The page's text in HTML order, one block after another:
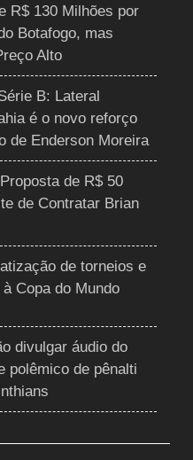
R$ 130 Milhões por
Botafogo, mas
Alto
B: Lateral
é o novo reforço
de Enderson Moreira
de R$ 50
de Contratar Brian
de torneios e
Copa do Mundo
divulgar áudio do
polêmico de pênalti